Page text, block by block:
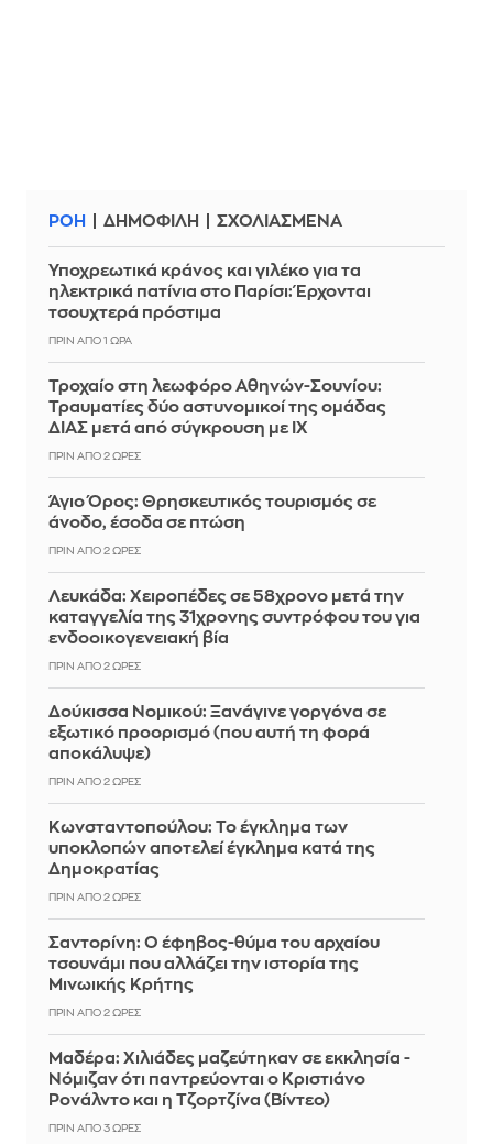
ΡΟΗ ΔΗΜΟΦΙΛΗ ΣΧΟΛΙΑΣΜΕΝΑ
Υποχρεωτικά κράνος και γιλέκο για τα
ηλεκτρικά πατίνια στο Παρίσι: Έρχονται
τσουχτερά πρόστιμα
ΠΡΙΝ ΑΠΌ 1 ΏΡΑ
Τροχαίο στη λεωφόρο Αθηνών-Σουνίου:
Τραυματίες δύο αστυνομικοί της ομάδας
ΔΙΑΣ μετά από σύγκρουση με ΙΧ
ΠΡΙΝ ΑΠΌ 2 ΏΡΕΣ
Άγιο Όρος: Θρησκευτικός τουρισμός σε
άνοδο, έσοδα σε πτώση
ΠΡΙΝ ΑΠΌ 2 ΏΡΕΣ
Λευκάδα: Χειροπέδες σε 58χρονο μετά την
καταγγελία της 31χρονης συντρόφου του για
ενδοοικογενειακή βία
ΠΡΙΝ ΑΠΌ 2 ΏΡΕΣ
Δούκισσα Νομικού: Ξανάγινε γοργόνα σε
εξωτικό προορισμό (που αυτή τη φορά
αποκάλυψε)
ΠΡΙΝ ΑΠΌ 2 ΏΡΕΣ
Κωνσταντοπούλου: Το έγκλημα των
υποκλοπών αποτελεί έγκλημα κατά της
Δημοκρατίας
ΠΡΙΝ ΑΠΌ 2 ΏΡΕΣ
Σαντορίνη: Ο έφηβος-θύμα του αρχαίου
τσουνάμι που αλλάζει την ιστορία της
Μινωικής Κρήτης
ΠΡΙΝ ΑΠΌ 2 ΏΡΕΣ
Μαδέρα: Χιλιάδες μαζεύτηκαν σε εκκλησία -
Νόμιζαν ότι παντρεύονται ο Κριστιάνο
Ρονάλντο και η Τζορτζίνα (Βίντεο)
ΠΡΙΝ ΑΠΌ 3 ΏΡΕΣ